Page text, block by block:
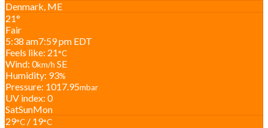
Denmark, ME
21°
Fair
5:38 am7:59 pm EDT
Feels like: 21°C
Wind: 0km/h SE
Humidity: 93%
Pressure: 1017.95mbar
UV index: 0
SatSunMon
29°C / 19°C